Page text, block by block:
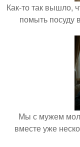
Как-то так вышло,
помыть посуду
Мы с мужем
вместе уже